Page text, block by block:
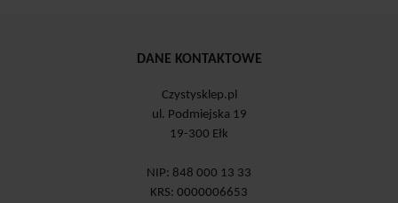
DANE KONTAKTOWE
Czystysklep.pl
ul. Podmiejska 19
19-300 Ełk
NIP: 848 000 13 33
KRS: 0000006653